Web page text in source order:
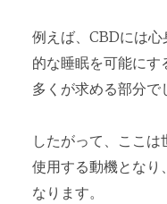
例えば、CBDには
的な睡眠を可能にす
多くが求める部分で
したがって、ここ
使用する動機となり
なります。